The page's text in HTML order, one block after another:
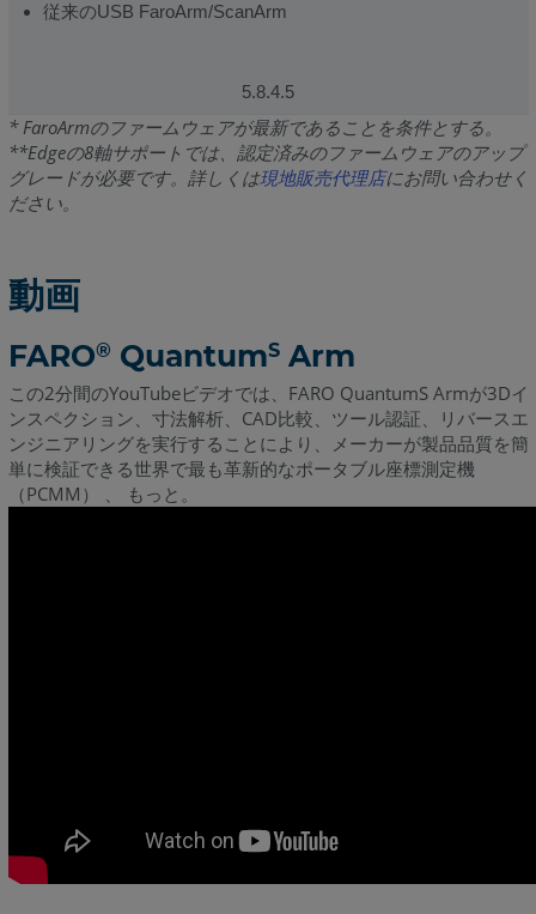
従来のUSB FaroArm/ScanArm
5.8.4.5
* FaroArmのファームウェアが最新であることを条件とする。
**Edgeの8軸サポートでは、認定済みのファームウェアのアップ
グレードが必要です。詳しくは現地販売代理店にお問い合わせく
ださい。
動画
FARO® QuantumSArm
この2分間のYouTubeビデオでは、FARO QuantumS Armが3Dイ
ンスペクション、寸法解析、CAD比較、ツール認証、リバースエ
ンジニアリングを実行することにより、メーカーが製品品質を簡
単に検証できる世界で最も革新的なポータブル座標測定機
（PCMM） 、 もっと。